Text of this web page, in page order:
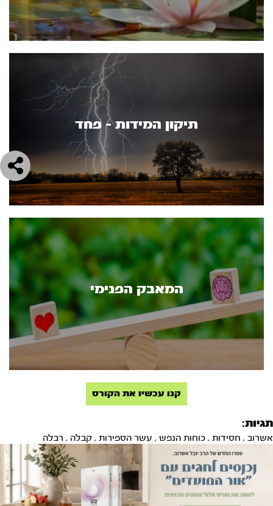
תיקון המידות – פחד
המאבק הפנימי
קנו עכשיו את הקורס
תגיות:
אשרוב , חסידות , כוחות הנפש , עשר הספירות , קבלה , רבלה